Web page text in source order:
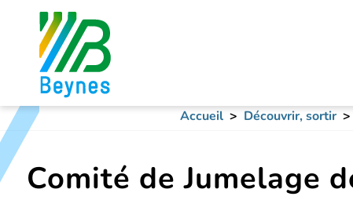
Accueil Découvrir, sortir
Comité de Jumelage